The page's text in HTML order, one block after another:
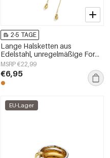
2-5 TAGE
Lange Halsketten aus
Edelstahl, unregelmäßige Form,
schlichte Alltags-Serie,
Damenschmuck
MSRP €22,99
€6,95
EU-Lager